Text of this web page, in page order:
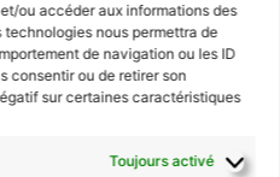
ou accéder aux informations des
nous permettra de
de navigation ou les ID
consentir ou de retirer son
sur certaines caractéristiques
Toujours activé